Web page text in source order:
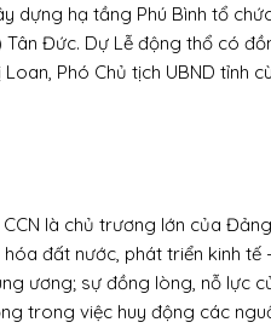
dựng hạ tầng Phú Bình tổ
Đức. Dự Lễ động thổ có
Phó Chủ tịch UBND tỉnh
là chủ trương lớn của
đất nước, phát triển kinh tế
ương; sự đồng lòng, nỗ lực
trong việc huy động các